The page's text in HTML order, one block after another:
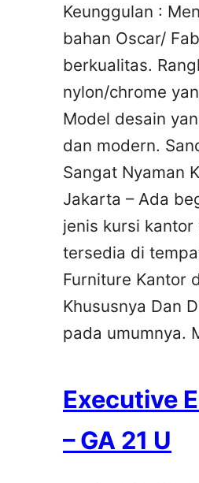
Keunggulan :
bahan Oscar/
berkualitas.
nylon/chrome
Model desain
dan modern.
Sangat Nyaman
Jakarta – Ada
jenis kursi kantor
tersedia di
Furniture Kantor
Khususnya Dan
pada umumnya.
Executive
– GA 21 U